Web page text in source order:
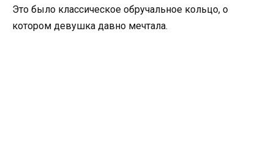
Это было классическое обручальное кольцо, о
котором девушка давно мечтала.